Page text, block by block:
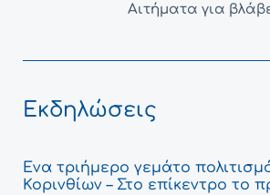
Αιτήματα για
Εκδηλώσεις
Ένα τριήμερο γεμάτο
Κορινθίων – Στο επίκεντρο το